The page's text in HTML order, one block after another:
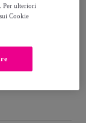
Per ulteriori
Cookie